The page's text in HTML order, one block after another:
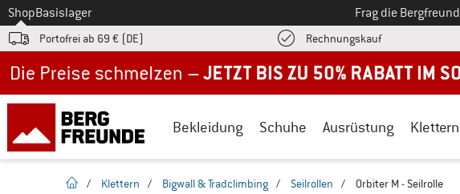
Zum
ShopBasislager Frag die
Portofrei ab 69 € (DE) RechnungskaufFinde die
Bekleidung Schuhe Ausrüstung Klettern
Startseite
/ Klettern / Bigwall & Tradclimbing / Seilrollen / Orbiter M - Seilrolle